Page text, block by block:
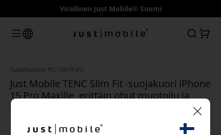
Virallinen Just Mobile® Suomi
Tuotenumero: PC-1567PSFC
Just Mobile TENC Slim Fit -suojakuori iPhone
15 Pro Maxille, erittäin ohut muotoilu ja
kameransuoja arkeen - Kristalli
🎉 Alennuskoodisi: